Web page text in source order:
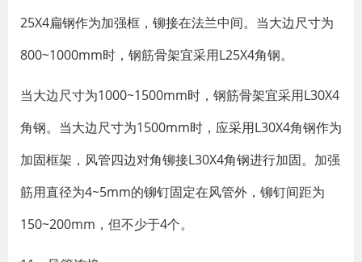
25X4扁钢作为加强框，铆接在法兰中间。当大边尺寸为
800~1000mm时，钢筋骨架宜采用L25X4角钢。
当大边尺寸为1000~1500mm时，钢筋骨架宜采用L30X4
角钢。当大边尺寸为1500mm时，应采用L30X4角钢作为
加固框架，风管四边对角铆接L30X4角钢进行加固。加强
筋用直径为4~5mm的铆钉固定在风管外，铆钉间距为
150~200mm，但不少于4个。